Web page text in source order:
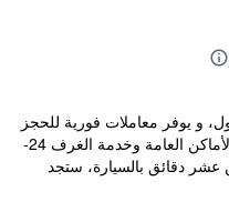
و يوفر معاملات فورية للحجز
والمغادرة، إنترنت لاسلكي مجاني في الأماكن العامة وخدمة الغرف 24-
دقائق بالسيارة، ستجد